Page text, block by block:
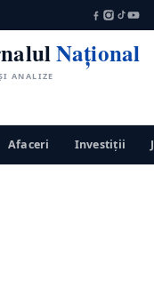
Național
ANALIZE
Afaceri Investiții